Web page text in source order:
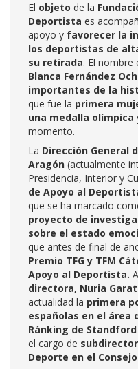
El objeto de la
Deportista es
apoyo y favorecer la
los deportistas de
su retirada. El nombre
Blanca Fernández
importantes de la
que fue la primera
una medalla olímpica
momento.
La Dirección General
Aragón (actualmente
Presidencia, Interior y
de Apoyo al
que se ha marcado
proyecto de
sobre el estado
que antes de final de
Premio TFG y TFM
Apoyo al Deportista.
directora, Nuria
actualidad la primera
españolas en el área
Ránking de Standford
el cargo de
Deporte en el